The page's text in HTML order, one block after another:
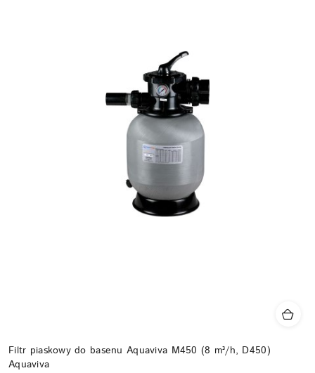
Filtr piaskowy do basenu Aquaviva M450 (8 m³/h, D450)
Aquaviva